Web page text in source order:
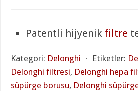
Patentli hijyenik filtre
Kategori: Delonghi ⋅ Etiketler:
Delonghi filtresi, Delonghi hepa
süpürge borusu, Delonghi